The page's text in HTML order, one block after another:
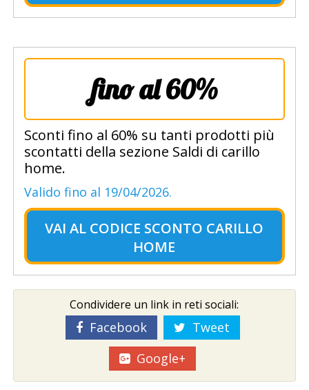
fino al 60%
Sconti fino al 60% su tanti prodotti più
scontatti della sezione Saldi di carillo
home.
Valido fino al 19/04/2026.
VAI AL CODICE SCONTO CARILLO
HOME
Condividere un link in reti sociali:
Facebook
Tweet
Google+